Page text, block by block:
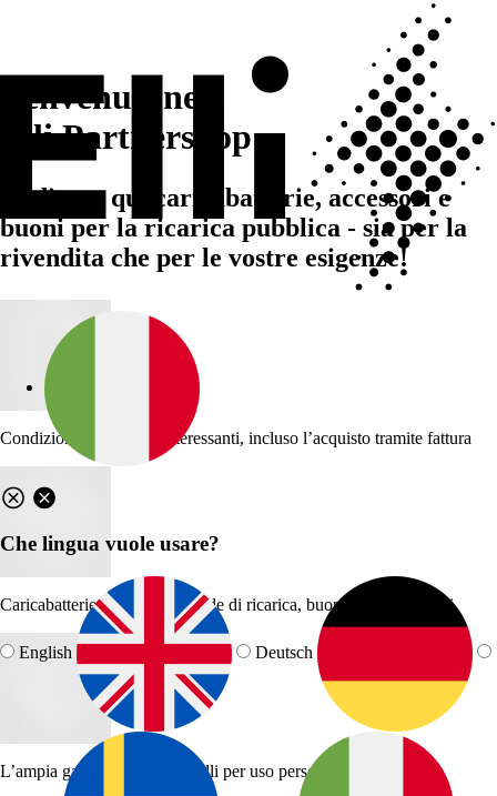
Che lingua vuole usare?
English Deutsch
Benvenuti nel
Elli Partnershop
Ordinate qui caricabatterie, accessori e
buoni per la ricarica pubblica - sia per la
rivendita che per le vostre esigenze!
Condizioni di acquisto interessanti, incluso l’acquisto tramite fattura
Caricabatterie domestici, schede di ricarica, buoni MSP e ricambi
L’ampia gamma di prodotti Elli per uso personale o la rivendita